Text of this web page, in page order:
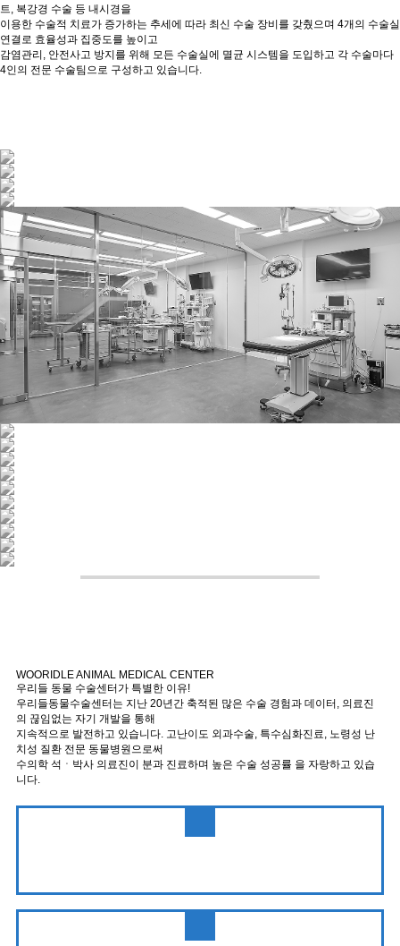
트, 복강경 수술 등 내시경을
이용한 수술적 치료가 증가하는 추세에 따라 최신 수술 장비를 갖췄으며 4개의 수술실
연결로 효율성과 집중도를 높이고
감염관리, 안전사고 방지를 위해 모든 수술실에 멸균 시스템을 도입하고 각 수술마다
4인의 전문 수술팀 으로 구성하고 있습니다.
WOORIDLE ANIMAL MEDICAL CENTER
우리들 동물 수술센터가 특별한 이유!
우리들동물수술센터는 지난 20년간 축적된 많은 수술 경험과 데이터, 의료진
의 끊임없는 자기 개발을 통해
지속적으로 발전하고 있습니다.고난이도 외과수술, 특수심화진료, 노령성 난
치성 질환 전문 동물병원으로써
수의학 석ㆍ박사 의료진이 분과 진료하며 높은 수술 성공률 을 자랑하고 있습
니다.